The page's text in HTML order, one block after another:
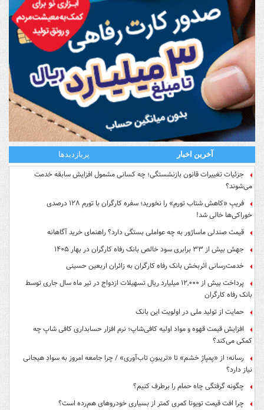
آخرین اخبار پربازدیدها
جزئیات تغییرات قانون بازنشستگی؛ چه کسانی مشمول افزایش سابقه خدمت
می‌شوند؟
فریبِ «کاهش شتاب تورم» را نخورید؛ سفره کارگران با تورم ۱۲۸ درصدی
خوراکی‌ها خالی شد!
قیمت صندلی ماساژور به چه عواملی بستگی دارد؟ راهنمای خرید آگاهانه
جهش بیش از ۳۳ برابری سود خالص بانک رفاه کارگران در بهار ۱۴۰۵
خدمت‌رسانی اثربخش بانک رفاه کارگران به زائران اربعین حسینی
پرداخت بیش از ۱۲,۰۰۰ میلیارد ریال تسهیلات ازدواج در تیر ماه سال جاری توسط
بانک رفاه کارگران
حمایت از تولید ملی در اولویت این بانک
افزایش قیمت قهوه و مواد اولیه کافی‌شاپ؛ نرم افزار حسابداری کافی شاپ چه
کمکی می‌کند؟
رسانه؛ از «پمپاژِ خشم» تا «تریبونِ تاب‌آوری» / چرا جامعه امروز به سوادِ هیجانی
نیاز دارد؟
چگونه گرفتگی چاه حمام را برطرف کنیم؟
چرا افت قیمت تویوتا کمری کمتر از بسیاری خودروهای هم‌رده است؟